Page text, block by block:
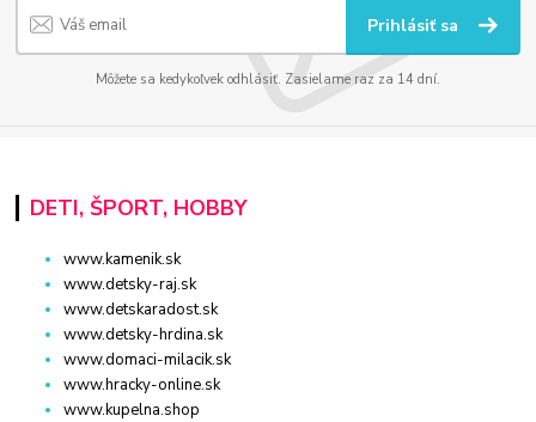
Prihlásiť sa
Môžete sa kedykoľvek odhlásiť. Zasielame raz za 14 dní.
DETI, ŠPORT, HOBBY
www.kamenik.sk
www.detsky-raj.sk
www.detskaradost.sk
www.detsky-hrdina.sk
www.domaci-milacik.sk
www.hracky-online.sk
www.kupelna.shop